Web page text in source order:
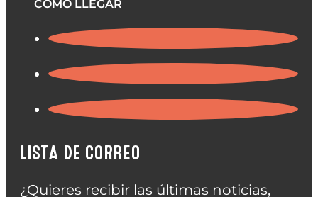
CÓMO LLEGAR
LISTA DE CORREO
¿Quieres recibir las últimas noticias,